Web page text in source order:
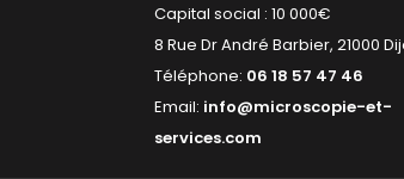
Capital social : 10 000€
8 Rue Dr André Barbier, 21000
Téléphone: 06 18 57 47 46
Email: info@microscopie-et-
services.com